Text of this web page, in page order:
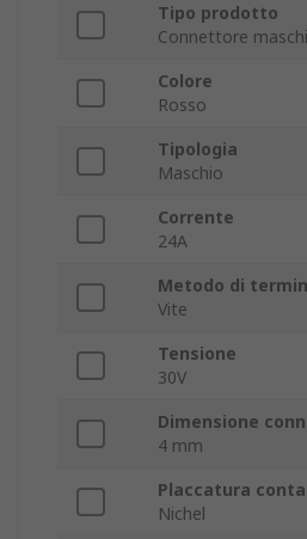
Tipo prodotto
Connettore
Colore
Rosso
Tipologia
Maschio
Corrente
24A
Metodo di
Vite
Tensione
30V
Dimensione
4 mm
Placcatura
Nichel